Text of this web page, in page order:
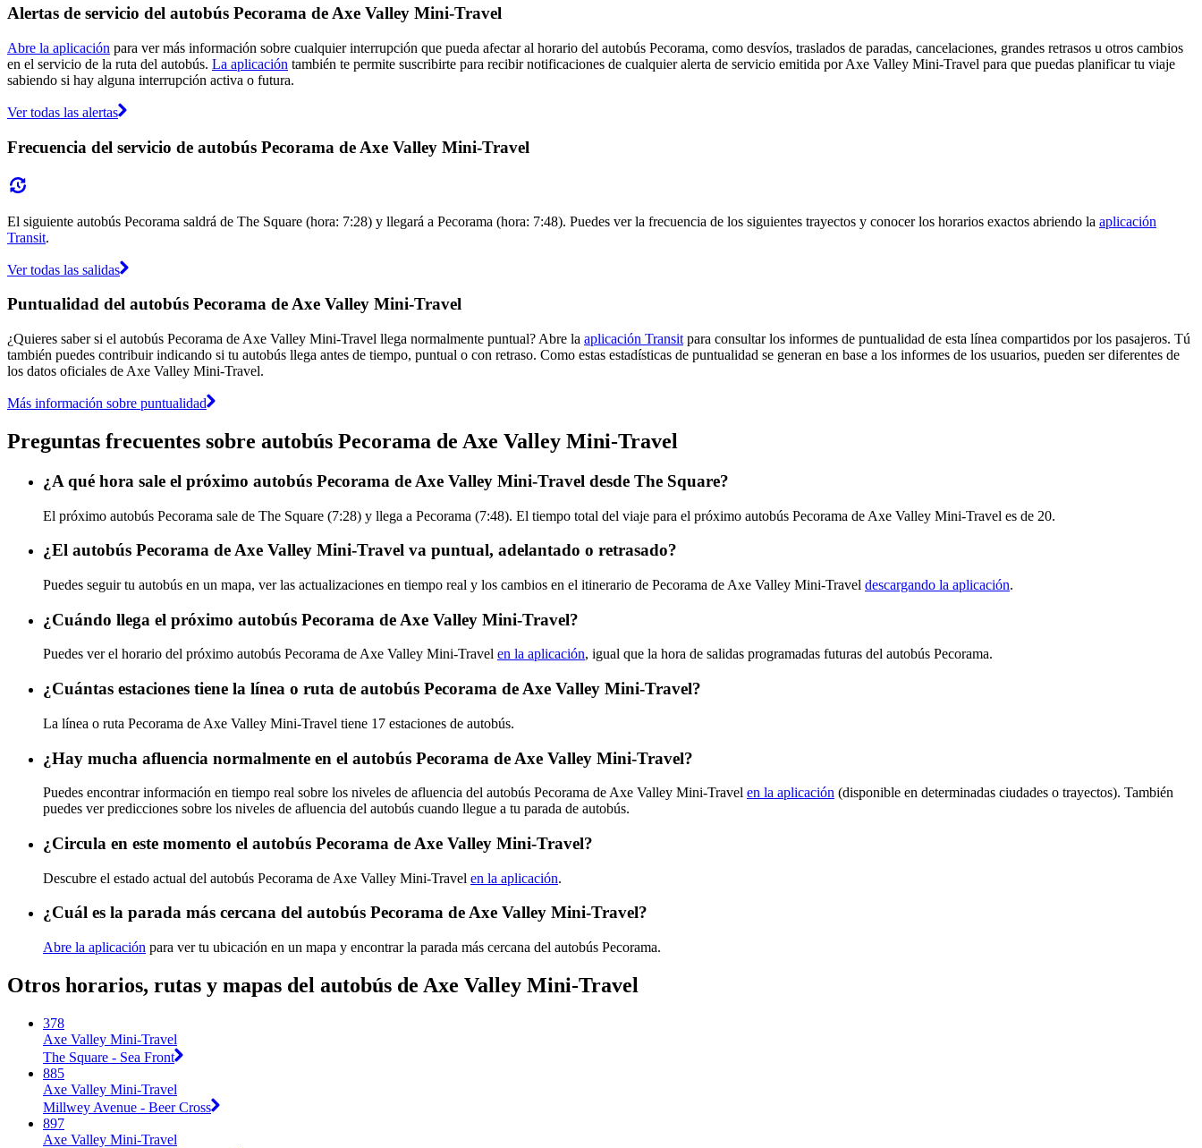
Alertas de servicio del autobús Pecorama de Axe Valley Mini-Travel
Abre la aplicación para ver más información sobre cualquier interrupción que pueda afectar al horario del autobús Pecorama, como desvíos, traslados de paradas, cancelaciones, grandes retrasos u otros cambios
en el servicio de la ruta del autobús. La aplicación también te permite suscribirte para recibir notificaciones de cualquier alerta de servicio emitida por Axe Valley Mini-Travel para que puedas planificar tu viaje
sabiendo si hay alguna interrupción activa o futura.
Ver todas las alertas
Frecuencia del servicio de autobús Pecorama de Axe Valley Mini-Travel
El siguiente autobús Pecorama saldrá de The Square (hora: 7:28) y llegará a Pecorama (hora: 7:48). Puedes ver la frecuencia de los siguientes trayectos y conocer los horarios exactos abriendo la aplicación
Transit.
Ver todas las salidas
Puntualidad del autobús Pecorama de Axe Valley Mini-Travel
¿Quieres saber si el autobús Pecorama de Axe Valley Mini-Travel llega normalmente puntual? Abre la aplicación Transit para consultar los informes de puntualidad de esta línea compartidos por los pasajeros. Tú
también puedes contribuir indicando si tu autobús llega antes de tiempo, puntual o con retraso. Como estas estadísticas de puntualidad se generan en base a los informes de los usuarios, pueden ser diferentes de
los datos oficiales de Axe Valley Mini-Travel.
Más información sobre puntualidad
Preguntas frecuentes sobre autobús Pecorama de Axe Valley Mini-Travel
¿A qué hora sale el próximo autobús Pecorama de Axe Valley Mini-Travel desde The Square?
El próximo autobús Pecorama sale de The Square (7:28) y llega a Pecorama (7:48). El tiempo total del viaje para el próximo autobús Pecorama de Axe Valley Mini-Travel es de 20.
¿El autobús Pecorama de Axe Valley Mini-Travel va puntual, adelantado o retrasado?
Puedes seguir tu autobús en un mapa, ver las actualizaciones en tiempo real y los cambios en el itinerario de Pecorama de Axe Valley Mini-Travel descargando la aplicación.
¿Cuándo llega el próximo autobús Pecorama de Axe Valley Mini-Travel?
Puedes ver el horario del próximo autobús Pecorama de Axe Valley Mini-Travel en la aplicación, igual que la hora de salidas programadas futuras del autobús Pecorama.
¿Cuántas estaciones tiene la línea o ruta de autobús Pecorama de Axe Valley Mini-Travel?
La línea o ruta Pecorama de Axe Valley Mini-Travel tiene 17 estaciones de autobús.
¿Hay mucha afluencia normalmente en el autobús Pecorama de Axe Valley Mini-Travel?
Puedes encontrar información en tiempo real sobre los niveles de afluencia del autobús Pecorama de Axe Valley Mini-Travel en la aplicación (disponible en determinadas ciudades o trayectos). También
puedes ver predicciones sobre los niveles de afluencia del autobús cuando llegue a tu parada de autobús.
¿Circula en este momento el autobús Pecorama de Axe Valley Mini-Travel?
Descubre el estado actual del autobús Pecorama de Axe Valley Mini-Travel en la aplicación.
¿Cuál es la parada más cercana del autobús Pecorama de Axe Valley Mini-Travel?
Abre la aplicación para ver tu ubicación en un mapa y encontrar la parada más cercana del autobús Pecorama.
Otros horarios, rutas y mapas del autobús de Axe Valley Mini-Travel
378
Axe Valley Mini-Travel
The Square - Sea Front
885
Axe Valley Mini-Travel
Millwey Avenue - Beer Cross
897
Axe Valley Mini-Travel